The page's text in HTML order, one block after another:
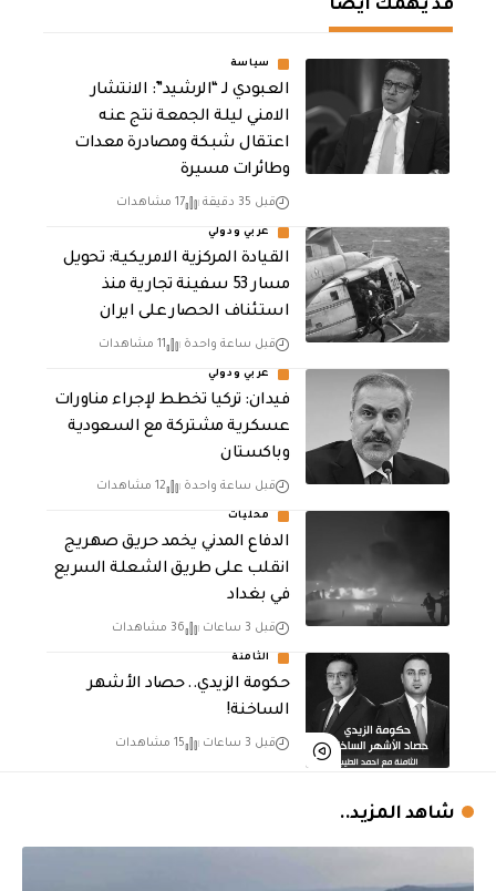
قد يهمك أيضا
سياسة
العبودي لـ “الرشيد”: الانتشار
الامني ليلة الجمعة نتج عنه
اعتقال شبكة ومصادرة معدات
وطائرات مسيرة
قبل 35 دقيقة 17 مشاهدات
عربي ودولي
القيادة المركزية الامريكية: تحويل
مسار 53 سفينة تجارية منذ
استئناف الحصار على ايران
قبل ساعة واحدة 11 مشاهدات
عربي ودولي
فيدان: تركيا تخطط لإجراء مناورات
عسكرية مشتركة مع السعودية
وباكستان
قبل ساعة واحدة 12 مشاهدات
محليات
الدفاع المدني يخمد حريق صهريج
انقلب على طريق الشعلة السريع
في بغداد
قبل 3 ساعات 36 مشاهدات
الثامنة
حكومة الزيدي.. حصاد الأشهر
الساخنة!
قبل 3 ساعات 15 مشاهدات
شاهد المزيد..